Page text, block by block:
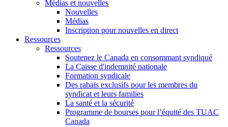
Médias et nouvelles
Nouvelles
Médias
Inscription pour nouvelles en direct
Ressources
Ressources
Soutenez le Canada en consommant syndiqué
La Caisse d'indemnité nationale
Formation syndicale
Des rabais exclusifs pour les membres du
syndicat et leurs families
La santé et la sécurité
Programme de bourses pour l’équité des TUAC
Canada